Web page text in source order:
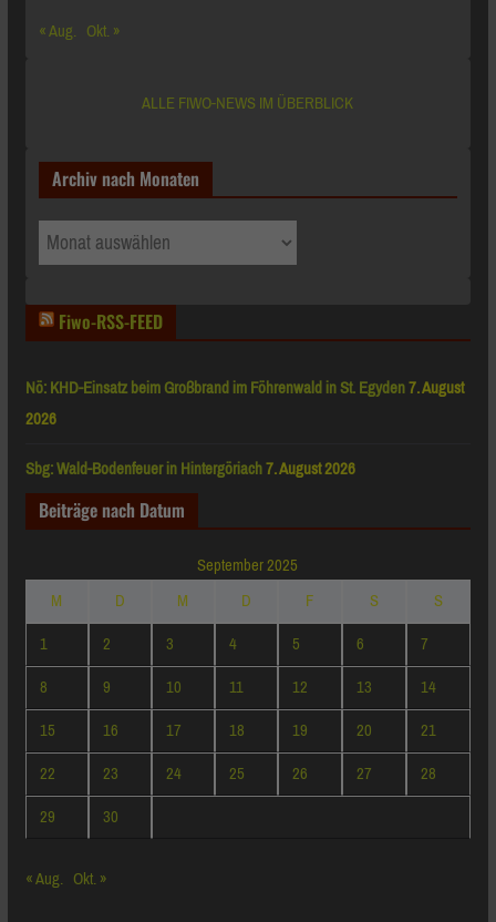
« Aug. Okt. »
ALLE FIWO-NEWS IM ÜBERBLICK
Archiv nach Monaten
Archiv
nach
Fiwo-RSS-FEED
Nö: KHD-Einsatz beim Großbrand im Föhrenwald in St. Egyden7. August
2026
Sbg: Wald-Bodenfeuer in Hintergöriach7. August 2026
Beiträge nach Datum
September 2025
M
D M D F S
S
1
2 3 4 5 6
7
8
9 10 11 12 13
14
15
16 17 18 19 20
21
22
23 24 25 26 27
28
29
30
« Aug. Okt. »